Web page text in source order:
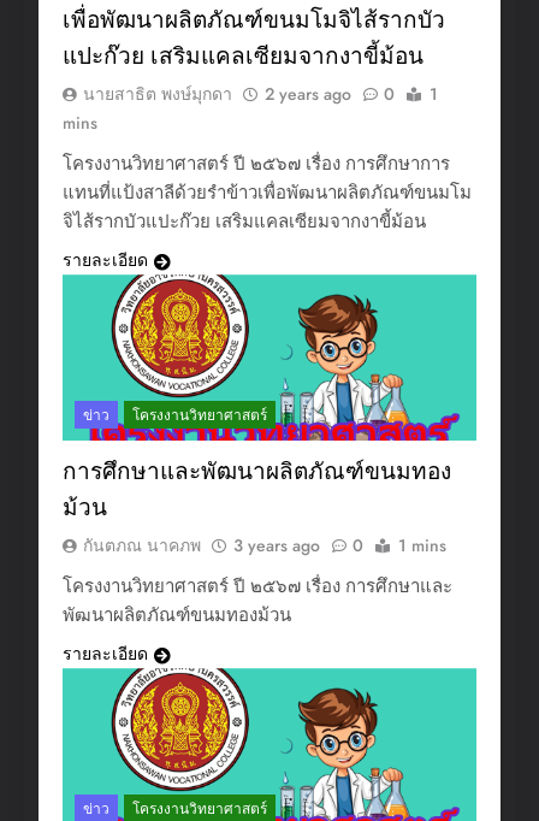
เพื่อพัฒนาผลิตภัณฑ์ขนมโมจิไส้รากบัว
แปะก๊วย เสริมแคลเซียมจากงาขี้ม้อน
นายสาธิต พงษ์มุกดา 2 years ago 0
1
mins
โครงงานวิทยาศาสตร์ ปี ๒๕๖๗ เรื่อง การศึกษาการ
แทนที่แป้งสาลีด้วยรำข้าวเพื่อพัฒนาผลิตภัณฑ์ขนมโม
จิไส้รากบัวแปะก๊วย เสริมแคลเซียมจากงาขี้ม้อน
รายละเอียด
ข่าว โครงงานวิทยาศาสตร์
การศึกษาและพัฒนาผลิตภัณฑ์ขนมทอง
ม้วน
กันตภณ นาคภพ 3 years ago 0 1 mins
โครงงานวิทยาศาสตร์ ปี ๒๕๖๗ เรื่อง การศึกษาและ
พัฒนาผลิตภัณฑ์ขนมทองม้วน
รายละเอียด
ข่าว โครงงานวิทยาศาสตร์